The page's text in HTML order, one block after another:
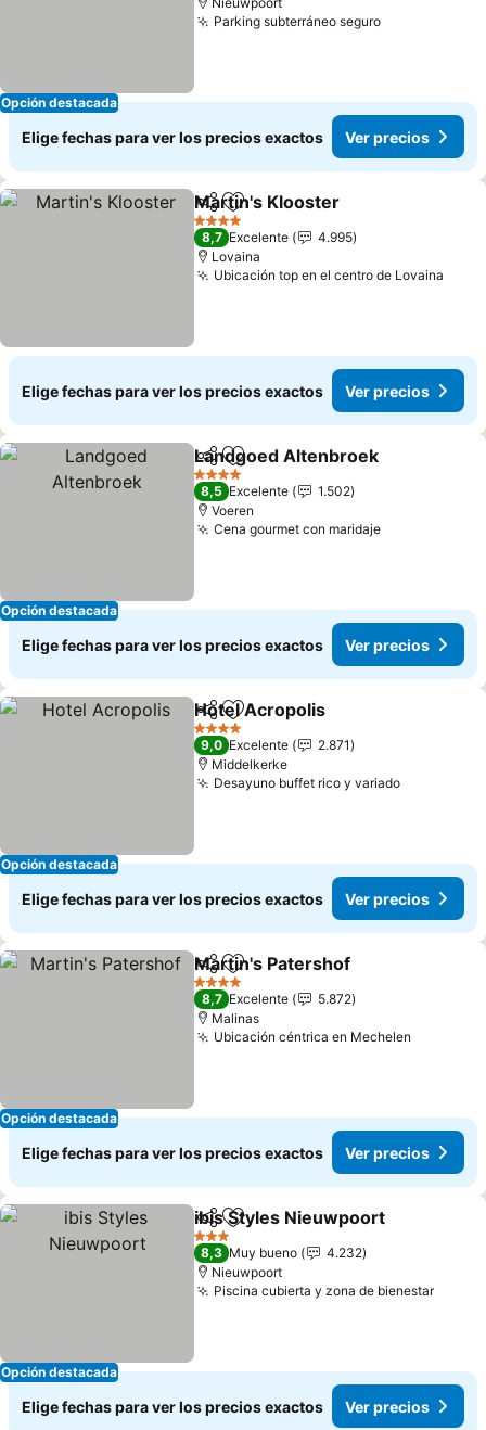
Opción destacada
Parking subterráneo seguro
Elige fechas para ver los precios exactos Ver precios
CompartirAgregar a favoritos
Martin's Klooster
4 Estrellas
8,7 Excelente
4.995
Lovaina
Ubicación top en el centro de Lovaina
Elige fechas para ver los precios exactos Ver precios
Opción destacada
CompartirAgregar a favoritos
Landgoed Altenbroek
4 Estrellas
8,5 Excelente
1.502
Voeren
Cena gourmet con maridaje
Elige fechas para ver los precios exactos Ver precios
Opción destacada
CompartirAgregar a favoritos
Hotel Acropolis
4 Estrellas
9,0 Excelente
2.871
Middelkerke
Desayuno buffet rico y variado
Elige fechas para ver los precios exactos Ver precios
Opción destacada
CompartirAgregar a favoritos
Martin's Patershof
4 Estrellas
8,7 Excelente
5.872
Malinas
Ubicación céntrica en Mechelen
Elige fechas para ver los precios exactos Ver precios
Opción destacada
CompartirAgregar a favoritos
ibis Styles Nieuwpoort
3 Estrellas
8,3 Muy bueno
4.232
Nieuwpoort
Piscina cubierta y zona de bienestar
Elige fechas para ver los precios exactos Ver precios